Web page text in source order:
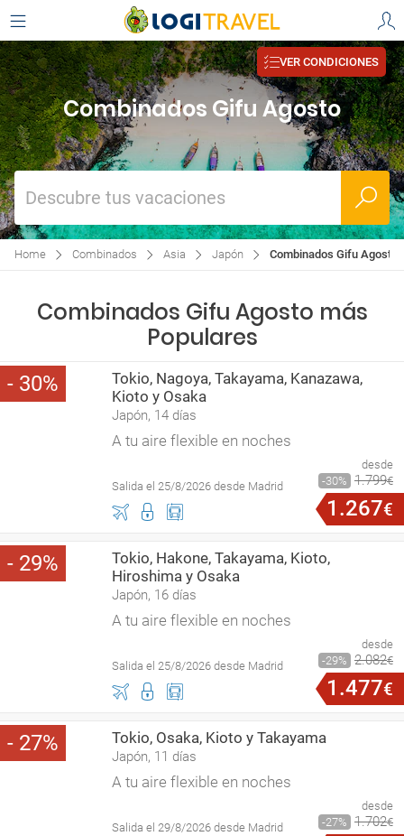
VER CONDICIONES
Combinados Gifu Agosto
Descubre tus vacaciones
Home Combinados Asia Japón Combinados Gifu Agosto
Combinados Gifu Agosto más
Populares
30
Tokio, Nagoya, Takayama, Kanazawa,
Kioto y Osaka
Japón, 14 días
A tu aire flexible en noches
Salida el 25/8/2026 desde Madrid
desde
30
1.799€
1 .267€
29
Tokio, Hakone, Takayama, Kioto,
Hiroshima y Osaka
Japón, 16 días
A tu aire flexible en noches
Salida el 25/8/2026 desde Madrid
desde
29
2.082€
1 .477€
27 Tokio, Osaka, Kioto y Takayama
Japón, 11 días
A tu aire flexible en noches
Salida el 29/8/2026 desde Madrid
desde
27
1.702€